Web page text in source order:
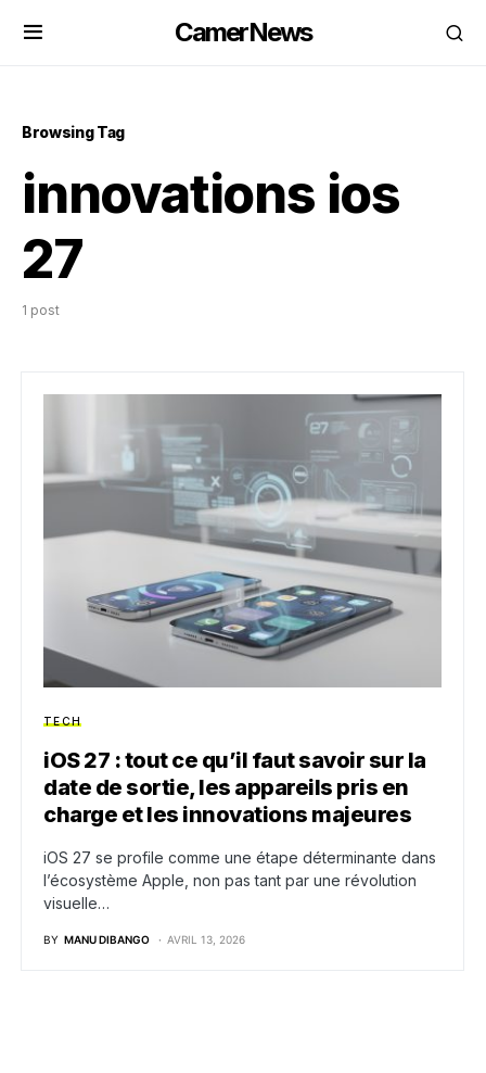
CamerNews
Browsing Tag
innovations ios
27
1 post
TECH
iOS 27 : tout ce qu’il faut savoir sur la
date de sortie, les appareils pris en
charge et les innovations majeures
iOS 27 se profile comme une étape déterminante dans
l’écosystème Apple, non pas tant par une révolution
visuelle…
BY MANU DIBANGO AVRIL 13, 2026